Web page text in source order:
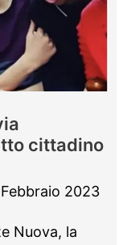
cittadino
Febbraio 2023
Nuova, la